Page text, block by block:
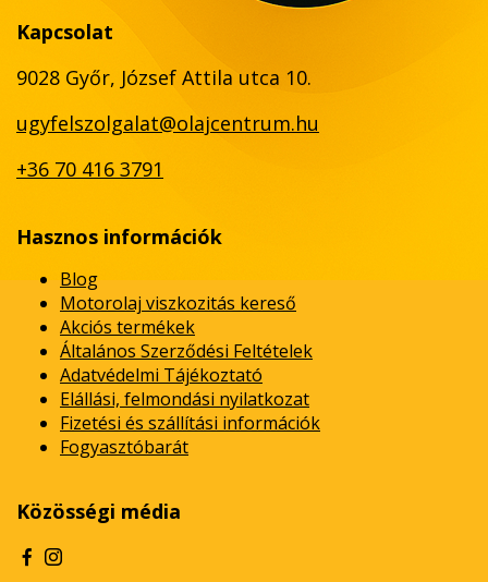
Kapcsolat
9028 Győr, József Attila utca 10.
ugyfelszolgalat@olajcentrum.hu
+36 70 416 3791
Hasznos információk
Blog
Motorolaj viszkozitás kereső
Akciós termékek
Általános Szerződési Feltételek
Adatvédelmi Tájékoztató
Elállási, felmondási nyilatkozat
Fizetési és szállítási információk
Fogyasztóbarát
Közösségi média